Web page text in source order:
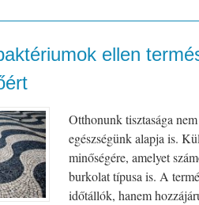
ellen
Otthonunk tisztasága
egészségünk alapja is.
minőségére, amelyet
burkolat típusa is. A
időtállók, hanem